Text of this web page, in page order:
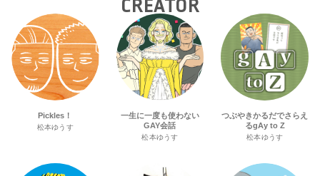
CREATOR
Pickles！
松本ゆうす
一生に一度も使わない
GAY会話
松本ゆうす
つぶやきかるだでさらえ
るgAy to Z
松本ゆうす